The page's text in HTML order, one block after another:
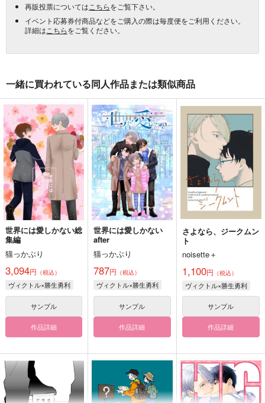
再販投票については こちらをご覧下さい。
イベント応募券付商品などをご購入の際は毎度便をご利用ください。
詳細は こちらをご覧ください。
一緒に買われている同人作品または類似商品
世界には愛しかない総
集編
猫っかぶり
3,094円 （税込）
ヴィクトル×勝生勇利
サンプル
作品詳細
世界には愛しかない
after
猫っかぶり
787円 （税込）
ヴィクトル×勝生勇利
サンプル
作品詳細
さよなら、ジークムン
ト
noisette＋
1,100円 （税込）
ヴィクトル×勝生勇利
サンプル
作品詳細